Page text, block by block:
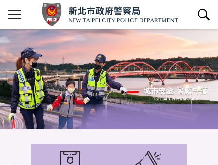
查詢區開關